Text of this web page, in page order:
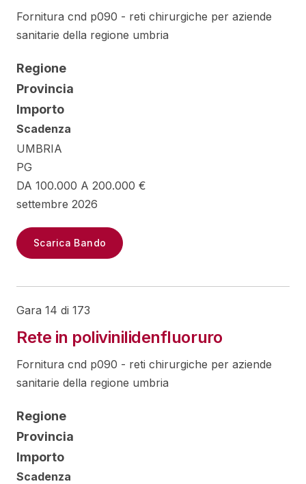
Fornitura cnd p090 - reti chirurgiche per aziende
sanitarie della regione umbria
Regione
Provincia
Importo
Scadenza
UMBRIA
PG
DA 100.000 A 200.000 €
settembre 2026
Scarica Bando
Gara 14 di 173
Rete in polivinilidenfluoruro
Fornitura cnd p090 - reti chirurgiche per aziende
sanitarie della regione umbria
Regione
Provincia
Importo
Scadenza